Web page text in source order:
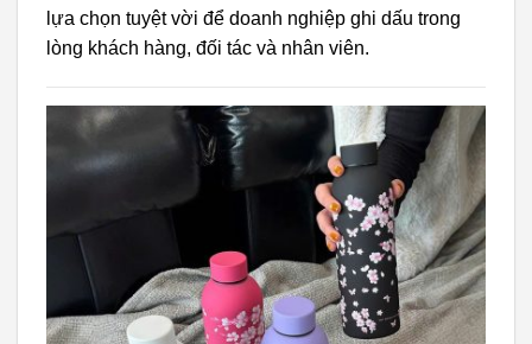
lựa chọn tuyệt vời để doanh nghiệp ghi dấu trong
lòng khách hàng, đối tác và nhân viên.